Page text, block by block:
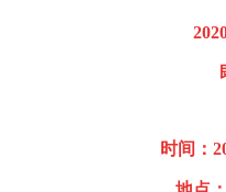
时间：